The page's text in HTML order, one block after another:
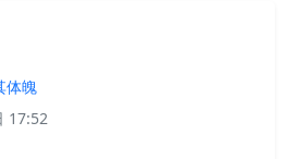
体魄
17:52